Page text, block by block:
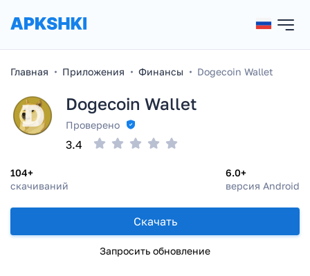
Главная Приложения Финансы Dogecoin Wallet
Dogecoin Wallet
Проверено
104+
скачиваний
6.0+
версия Android
3.4
Скачать
Запросить обновление